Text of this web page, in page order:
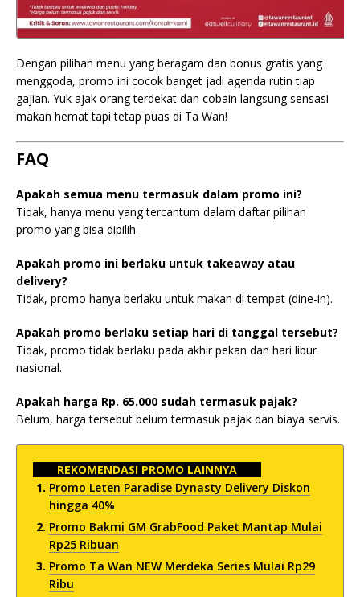
Dengan pilihan menu yang beragam dan bonus gratis yang
menggoda, promo ini cocok banget jadi agenda rutin tiap
gajian. Yuk ajak orang terdekat dan cobain langsung sensasi
makan hemat tapi tetap puas di Ta Wan!
FAQ
Apakah semua menu termasuk dalam promo ini?
Tidak, hanya menu yang tercantum dalam daftar pilihan
promo yang bisa dipilih.
Apakah promo ini berlaku untuk takeaway atau
delivery?
Tidak, promo hanya berlaku untuk makan di tempat (dine-in).
Apakah promo berlaku setiap hari di tanggal tersebut?
Tidak, promo tidak berlaku pada akhir pekan dan hari libur
nasional.
Apakah harga Rp. 65.000 sudah termasuk pajak?
Belum, harga tersebut belum termasuk pajak dan biaya servis.
REKOMENDASI PROMO LAINNYA
Promo Leten Paradise Dynasty Delivery Diskon
hingga 40%
Promo Bakmi GM GrabFood Paket Mantap Mulai
Rp25 Ribuan
Promo Ta Wan NEW Merdeka Series Mulai Rp29
Ribu